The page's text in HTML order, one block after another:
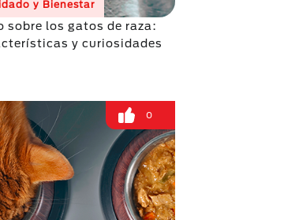
y Bienestar
sobre los gatos de raza:
y curiosidades
0